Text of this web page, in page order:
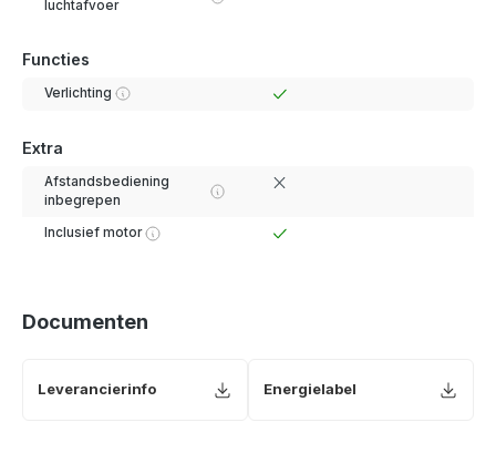
luchtafvoer
Functies
Verlichting
Extra
Afstandsbediening
inbegrepen
Inclusief motor
Documenten
Leverancierinfo Energielabel